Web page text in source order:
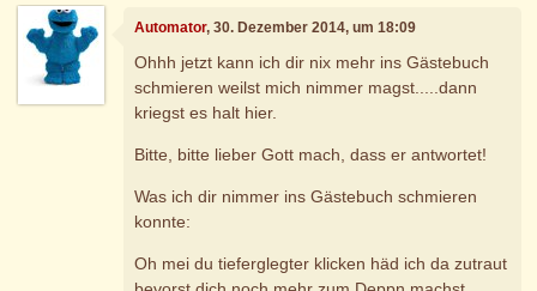
Automator, 30. Dezember 2014, um 18:09
Ohhh jetzt kann ich dir nix mehr ins Gästebuch
schmieren weilst mich nimmer magst.....dann
kriegst es halt hier.
Bitte, bitte lieber Gott mach, dass er antwortet!
Was ich dir nimmer ins Gästebuch schmieren
konnte:
Oh mei du tieferglegter klicken häd ich da zutraut